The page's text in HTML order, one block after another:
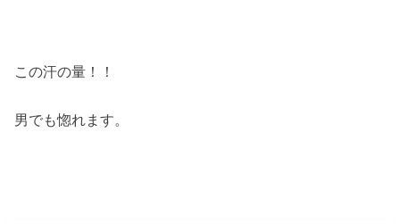
この汗の量！！
男でも惚れます。